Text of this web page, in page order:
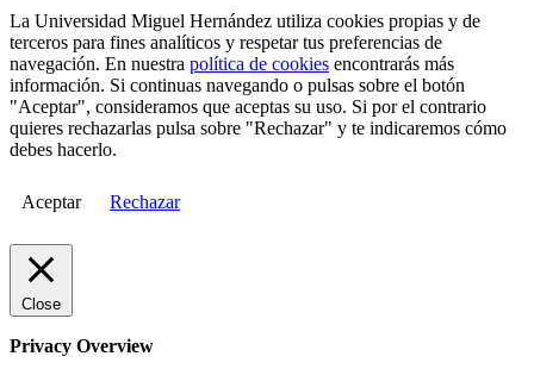
La Universidad Miguel Hernández utiliza cookies propias y de
terceros para fines analíticos y respetar tus preferencias de
navegación. En nuestra política de cookies encontrarás más
información. Si continuas navegando o pulsas sobre el botón
"Aceptar", consideramos que aceptas su uso. Si por el contrario
quieres rechazarlas pulsa sobre "Rechazar" y te indicaremos cómo
debes hacerlo.
Aceptar Rechazar
Close
Privacy Overview